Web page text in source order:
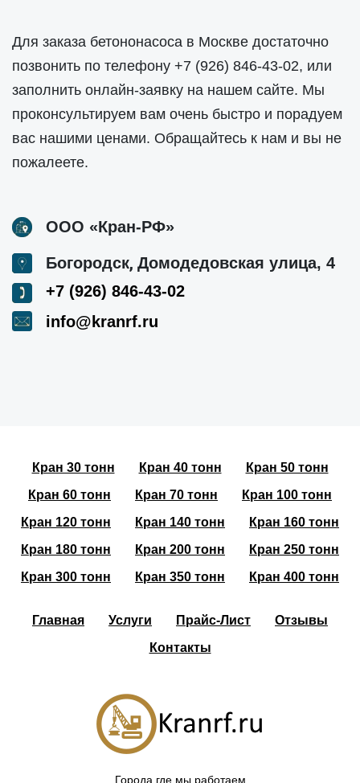
Для заказа бетононасоса в Москве достаточно
позвонить по телефону +7 (926) 846-43-02, или
заполнить онлайн-заявку на нашем сайте. Мы
проконсультируем вам очень быстро и порадуем
вас нашими ценами. Обращайтесь к нам и вы не
пожалеете.
ООО «Кран-РФ»
Богородск, Домодедовская улица, 4
+7 (926) 846-43-02
info@kranrf.ru
Кран 30 тонн Кран 40 тонн
Кран 50 тонн
Кран 60 тонн
Кран 70 тонн
Кран 100 тонн
Кран 120 тонн
Кран 140 тонн
Кран 160 тонн
Кран 180 тонн
Кран 200 тонн
Кран 250 тонн
Кран 300 тонн
Кран 350 тонн Кран 400 тонн
Главная Услуги Прайс-Лист
Отзывы
Контакты
Города где мы работаем